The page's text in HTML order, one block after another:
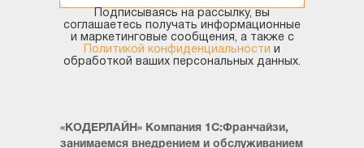
Подписываясь на рассылку, вы
соглашаетесь получать информационные
и маркетинговые сообщения, а также с
Политикой конфиденциальности
и
обработкой ваших персональных данных.
«КОДЕРЛАЙН» Компания 1С:Франчайзи,
занимаемся внедрением и обслуживанием